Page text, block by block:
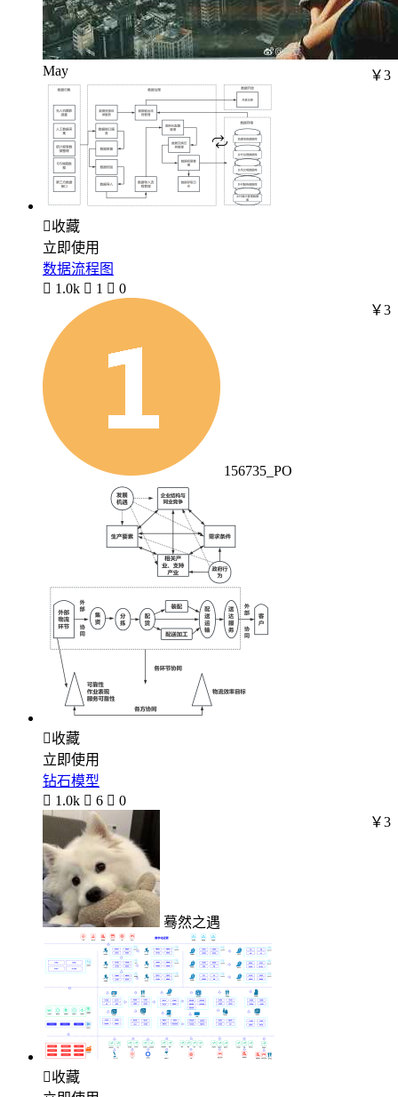
May ￥3
收藏
立即使用
数据流程图
 1.0k  1  0
156735_PO
￥3
收藏
立即使用
钻石模型
 1.0k  6  0
蓦然之遇
￥3
收藏